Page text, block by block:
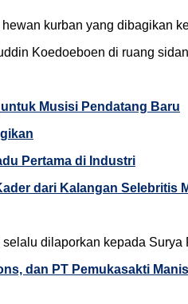
kurban yang dibagikan
Koedoeboen di ruang
Musisi Pendatang Baru
Pertama di Industri
dari Kalangan Selebritis
dilaporkan kepada
dan PT Pemukasakti